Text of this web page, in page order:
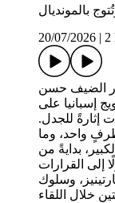
بالمونديال
20/07/2026
2
الضيف حسن
إسبانيا على
إثارةً للجدل.
واحد، وما
بدايةً من
إلى القرارات
وسلوك